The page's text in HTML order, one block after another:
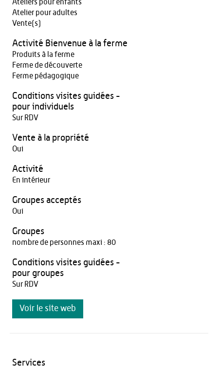
Ateliers pour enfants
Atelier pour adultes
Vente(s)
Activité Bienvenue à la ferme
Produits à la ferme
Ferme de découverte
Ferme pédagogique
Conditions visites guidées -
pour individuels
Sur RDV
Vente à la propriété
Oui
Activité
En intérieur
Groupes acceptés
Oui
Groupes
nombre de personnes maxi : 80
Conditions visites guidées -
pour groupes
Sur RDV
Voir le site web
Services